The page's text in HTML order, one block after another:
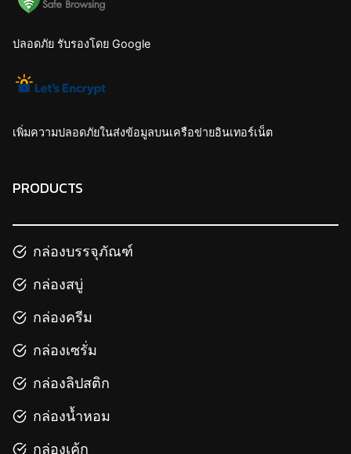
ปลอดภัย รับรองโดย Google
เพิ่มความปลอดภัยในส่งข้อมูลบนเครือข่ายอินเทอร์เน็ต
PRODUCTS
กล่องบรรจุภัณฑ์
กล่องสบู่
กล่องครีม
กล่องเซรั่ม
กล่องลิปสติก
กล่องน้ำหอม
กล่องเค้ก